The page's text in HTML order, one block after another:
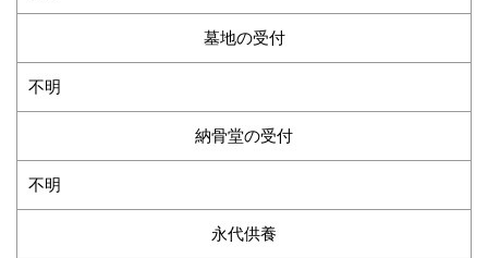
墓地の受付
不明
納骨堂の受付
不明
永代供養